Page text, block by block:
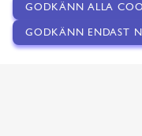
GODKÄNN ALLA
GODKÄNN ENDAST